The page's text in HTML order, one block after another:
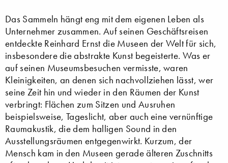
Das Sammeln hängt eng mit dem eigenen Leben als
Unternehmer zusammen. Auf seinen Geschäftsreisen
entdeckte Reinhard Ernst die Museen der Welt für sich,
insbesondere die abstrakte Kunst begeisterte. Was er
auf seinen Museumsbesuchen vermisste, waren
Kleinigkeiten, an denen sich nachvollziehen lässt, wer
seine Zeit hin und wieder in den Räumen der Kunst
verbringt: Flächen zum Sitzen und Ausruhen
beispielsweise, Tageslicht, aber auch eine vernünftige
Raumakustik, die dem halligen Sound in den
Ausstellungsräumen entgegenwirkt. Kurzum, der
Mensch kam in den Museen gerade älteren Zuschnitts